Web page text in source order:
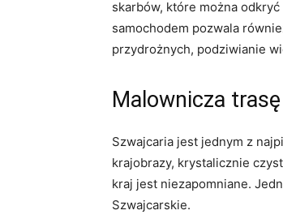
skarbów, które można
samochodem pozwala⁤
przydrożnych, podziwianie
Malownicza
Szwajcaria jest jednym z
krajobrazy, ⁣krystalicznie
kraj jest niezapomniane.
Szwajcarskie.